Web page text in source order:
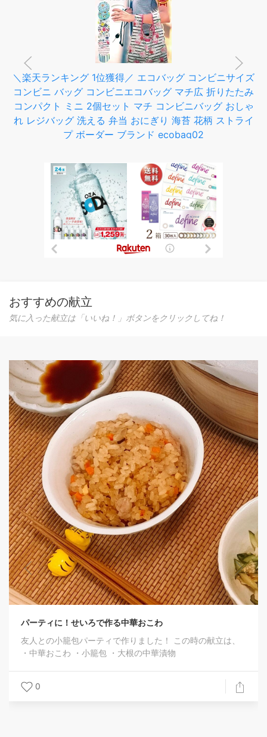
＼楽天ランキング 1位獲得／ エコバッグ コンビニサイズ
コンビニ バッグ コンビニエコバッグ マチ広 折りたたみ
コンパクト ミニ 2個セット マチ コンビニバッグ おしゃ
れ レジバッグ 洗える 弁当 おにぎり 海苔 花柄 ストライ
プ ボーダー ブランド ecobag02
おすすめの献立
気に入った献立は「いいね！」ボタンをクリックしてね！
作る中華おこわ
ィで作りました！ この時の献立は、
包 ・大根の中華漬物
魚屋さんが教えて
近所の魚屋さんの
ました。
0